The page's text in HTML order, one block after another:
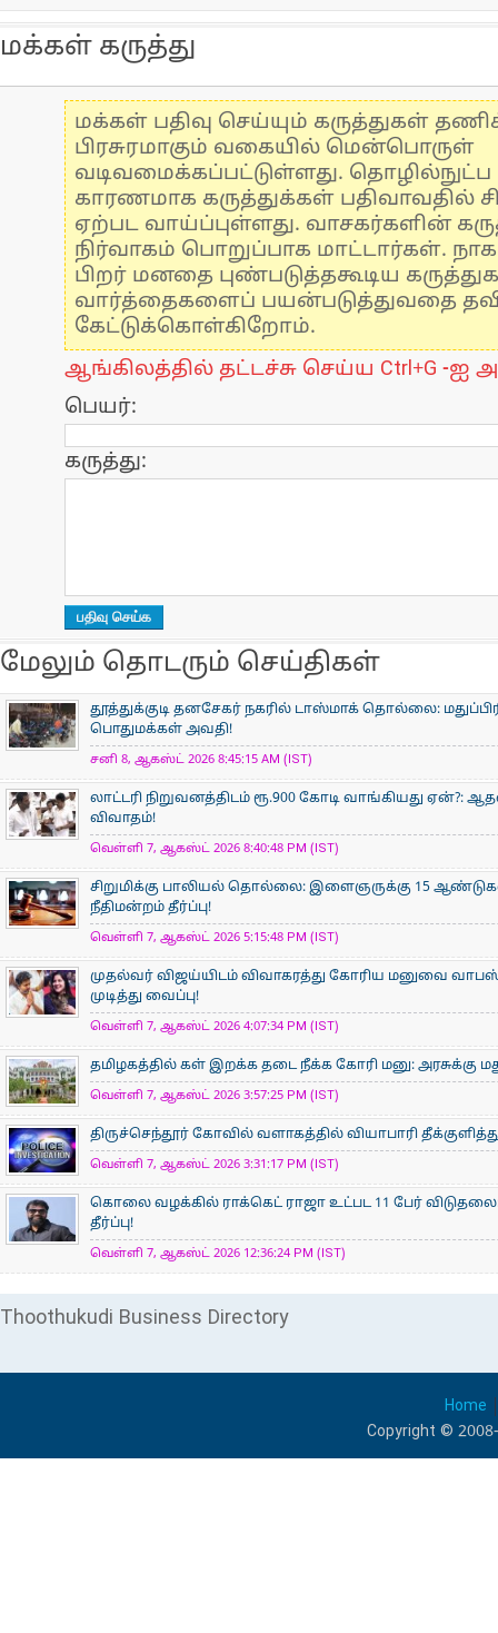
மக்கள் கருத்து
மக்கள் பதிவு செய்யும் கருத்துகள்
பிரசுரமாகும் வகையில் மென்பொருள்
வடிவமைக்கப்பட்டுள்ளது.
காரணமாக கருத்துக்கள் பதிவாவதில்
ஏற்பட வாய்ப்புள்ளது. வாசகர்களின்
நிர்வாகம் பொறுப்பாக மாட்டார்கள்.
பிறர் மனதை புண்படுத்தகூடிய
வார்த்தைகளைப் பயன்படுத்துவதை
கேட்டுக்கொள்கிறோம்.
ஆங்கிலத்தில் தட்டச்சு செய்ய Ctrl+G -ஐ
பெயர்:
கருத்து:
மேலும் தொடரும் செய்திகள்
தூத்துக்குடி தனசேகர் நகரில் டாஸ்மாக் தொல்லை:
பொதுமக்கள் அவதி!
சனி 8, ஆகஸ்ட் 2026 8:45:15 AM (IST)
லாட்டரி நிறுவனத்திடம் ரூ.900 கோடி வாங்கியது ஏன்?:
விவாதம்!
வெள்ளி 7, ஆகஸ்ட் 2026 8:40:48 PM (IST)
சிறுமிக்கு பாலியல் தொல்லை: இளைஞருக்கு 15
நீதிமன்றம் தீர்ப்பு!
வெள்ளி 7, ஆகஸ்ட் 2026 5:15:48 PM (IST)
முதல்வர் விஜய்யிடம் விவாகரத்து கோரிய மனுவை
முடித்து வைப்பு!
வெள்ளி 7, ஆகஸ்ட் 2026 4:07:34 PM (IST)
தமிழகத்தில் கள் இறக்க தடை நீக்க கோரி மனு: அரசுக்கு
வெள்ளி 7, ஆகஸ்ட் 2026 3:57:25 PM (IST)
திருச்செந்தூர் கோவில் வளாகத்தில் வியாபாரி
வெள்ளி 7, ஆகஸ்ட் 2026 3:31:17 PM (IST)
கொலை வழக்கில் ராக்கெட் ராஜா உட்பட 11 பேர்
தீர்ப்பு!
வெள்ளி 7, ஆகஸ்ட் 2026 12:36:24 PM (IST)
Thoothukudi Business Directory
Home
Copyright ©